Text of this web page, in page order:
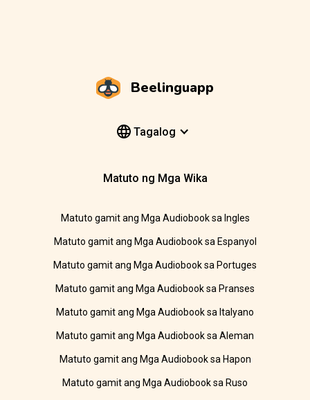
Beelinguapp
Tagalog
Matuto ng Mga Wika
Matuto gamit ang Mga Audiobook sa Ingles
Matuto gamit ang Mga Audiobook sa Espanyol
Matuto gamit ang Mga Audiobook sa Portuges
Matuto gamit ang Mga Audiobook sa Pranses
Matuto gamit ang Mga Audiobook sa Italyano
Matuto gamit ang Mga Audiobook sa Aleman
Matuto gamit ang Mga Audiobook sa Hapon
Matuto gamit ang Mga Audiobook sa Ruso